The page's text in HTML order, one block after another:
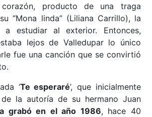
producto de una traga
“Mona linda” (Liliana Carrillo), la
a estudiar al exterior. Entonces,
lejos de Valledupar lo único
fue una canción que se convirtió
‘Te esperaré’, que inicialmente
la autoría de su hermano Juan
grabó en el año 1986, hace 40